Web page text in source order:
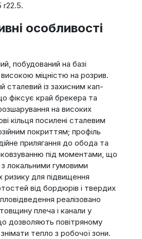
r22.5.
особливості
побудований на базі
міцністю на розрив.
сталевий із захисним кап-
фіксує край брекера та
на високих
кільця посилені сталевим
покриттям; профіль
прилягання до обода та
під моментами, що
локальними гумовими
ризику для підвищення
від бордюрів і твердих
реалізовано
плеча і канали у
дозволяють повітряному
тепло з робочої зони.